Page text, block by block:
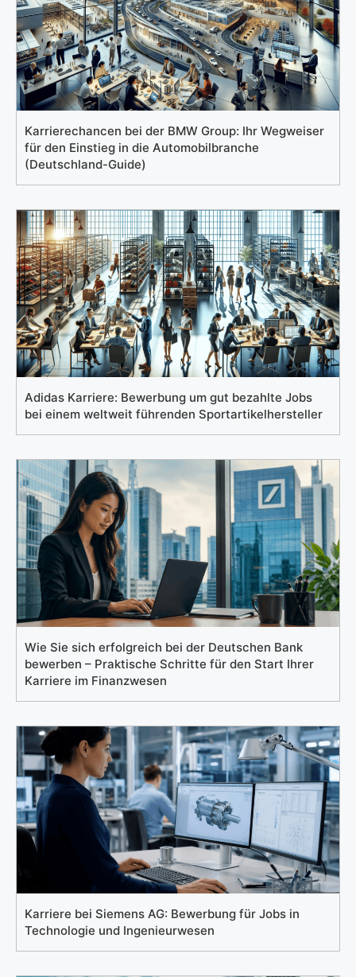
Karrierechancen bei der BMW Group: Ihr Wegweiser
für den Einstieg in die Automobilbranche
(Deutschland-Guide)
Adidas Karriere: Bewerbung um gut bezahlte Jobs
bei einem weltweit führenden Sportartikelhersteller
Wie Sie sich erfolgreich bei der Deutschen Bank
bewerben – Praktische Schritte für den Start Ihrer
Karriere im Finanzwesen
Karriere bei Siemens AG: Bewerbung für Jobs in
Technologie und Ingenieurwesen